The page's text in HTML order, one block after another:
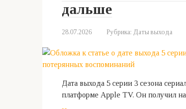
дальше
28.07.2026 Рубрика: Даты выхода
Дата выхода 5 серии 3 сезона
платформе Apple TV. Он получил